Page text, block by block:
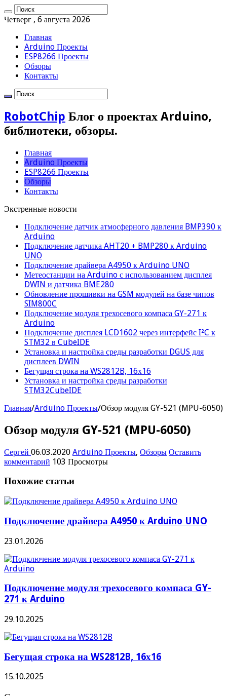
Четверг , 6 августа 2026
Главная
Arduino Проекты
ESP8266 Проекты
Обзоры
Контакты
RobotChip Блог о проектах Arduino,
библиотеки, обзоры.
Главная
Arduino Проекты
ESP8266 Проекты
Обзоры
Контакты
Экстренные новости
Подключение датчик атмосферного давления BMP390 к
Arduino
Подключение датчика AHT20 + BMP280 к Arduino
UNO
Подключение драйвера A4950 к Arduino UNO
Метеостанции на Arduino с использованием дисплея
DWIN и датчика BME280
Обновление прошивки на GSM модулей на базе чипов
SIM800C
Подключение модуля трехосевого компаса GY-271 к
Arduino
Подключение дисплея LCD1602 через интерфейс I²C к
STM32 в CubeIDE
Установка и настройка среды разработки DGUS для
дисплеев DWIN
Бегущая строка на WS2812B, 16х16
Установка и настройка среды разработки
STM32CubeIDE
Главная/Arduino Проекты/Обзор модуля GY-521 (MPU-6050)
Обзор модуля GY-521 (MPU-6050)
Сергей 06.03.2020 Arduino Проекты, Обзоры Оставить
комментарий 103 Просмотры
Похожие статьи
Подключение драйвера A4950 к Arduino UNO
23.01.2026
Подключение модуля трехосевого компаса GY-
271 к Arduino
29.10.2025
Бегущая строка на WS2812B, 16х16
15.10.2025